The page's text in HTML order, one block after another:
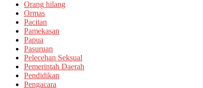
Orang hilang
Ormas
Pacitan
Pamekasan
Papua
Pasuruan
Pelecehan Seksual
Pemerintah Daerah
Pendidikan
Pengacara